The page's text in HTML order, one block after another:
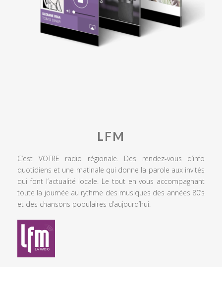
LFM
C’est VOTRE radio régionale. Des rendez-vous d’info
quotidiens et une matinale qui donne la parole aux invités
qui font l’actualité locale. Le tout en vous accompagnant
toute la journée au rythme des musiques des années 80’s
et des chansons populaires d’aujourd’hui.